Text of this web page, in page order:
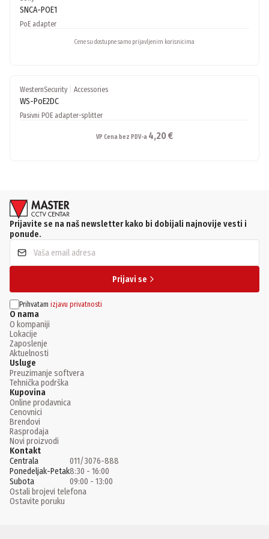
SNCA-POE1
PoE adapter
Cene su dostupne samo prijavljenim korisnicima
WesternSecurity Accessories
WS-PoE2DC
Pasivni POE adapter-splitter
VP Cena bez PDV-a 4,20 €
Prijavite se na naš newsletter kako bi dobijali najnovije vesti i
ponude.
Prijavi se
Prihvatam izjavu privatnosti
O nama
O kompaniji
Lokacije
Zaposlenje
Aktuelnosti
Usluge
Preuzimanje softvera
Tehnička podrška
Kupovina
Online prodavnica
Cenovnici
Brendovi
Rasprodaja
Novi proizvodi
Kontakt
Centrala
011/3076-888
Ponedeljak-Petak8:30 - 16:00
Subota
09:00 - 13:00
Ostali brojevi telefona
Ostavite poruku